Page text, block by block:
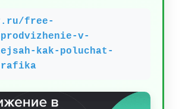
free-
v-
kak-poluchat-